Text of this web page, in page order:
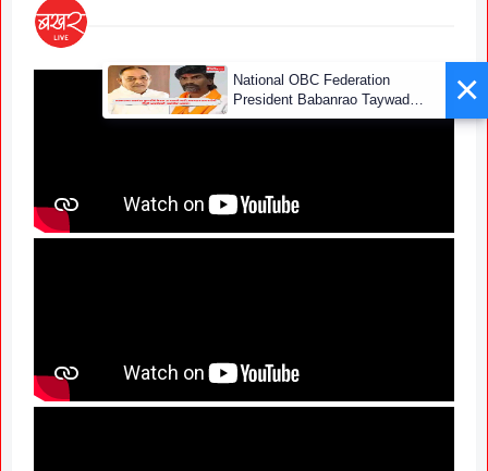
×
National OBC Federation
President Babanrao Taywade
Claims Only 27 Kunbi